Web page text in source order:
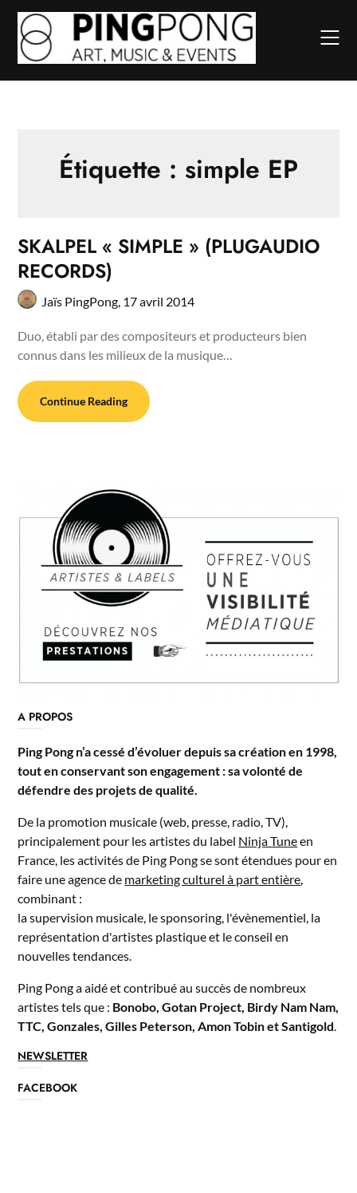
Skip
content
Étiquette : simple EP
SKALPEL « SIMPLE » (PLUGAUDIO
RECORDS)
Jaïs PingPong, 17 avril 2014
Duo, établi par des compositeurs et producteurs bien
connus dans les milieux de la musique…
Continue Reading
A PROPOS
Ping Pong n’a cessé d’évoluer depuis sa création en 1998,
tout en conservant son engagement : sa volonté de
défendre des projets de qualité.
De la promotion musicale (web, presse, radio, TV),
principalement pour les artistes du label Ninja Tuneen
France, les activités de Ping Pong se sont étendues pour en
faire une agence de marketing culturel à part entière
combinant :
la supervision musicale, le sponsoring, l'évènementiel, la
représentation d'artistes plastique et le conseil en
nouvelles tendances.
Ping Pong a aidé et contribué au succès de nombreux
artistes tels que : Bonobo, Gotan Project, Birdy Nam Nam,
TTC, Gonzales, Gilles Peterson, Amon Tobin et Santigold
NEWSLETTER
FACEBOOK